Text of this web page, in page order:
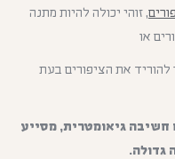
, זוהי יכולה להיות מתנה
או
את הציפורים בעת
חשיבה גיאומטרית, מסייע
גדולה.